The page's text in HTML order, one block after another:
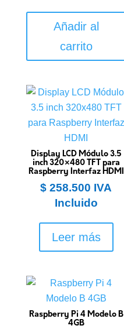
Añadir al
carrito
Display LCD Módulo 3.5
inch 320×480 TFT para
Raspberry Interfaz HDMI
$ 258.500 IVA
Incluido
Leer más
Raspberry Pi 4 Modelo B
4GB